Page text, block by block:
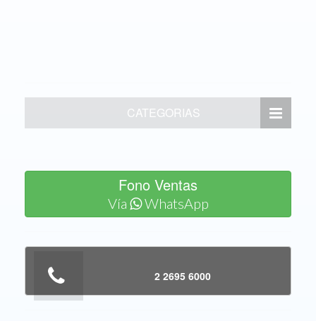
CATEGORIAS
Fono Ventas
Vía WhatsApp
2 2695 6000